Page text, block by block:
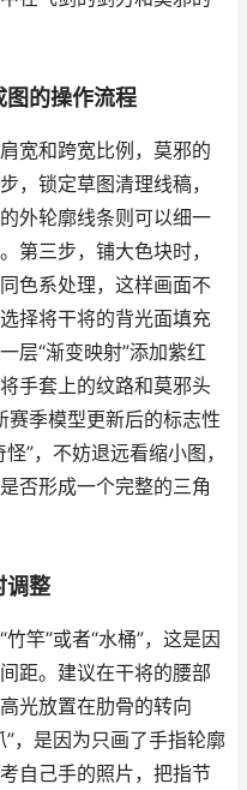
图的操作流程
宽和跨宽比例，莫邪的
，锁定草图清理线稿，
外轮廓线条则可以细一
第三步，铺大色块时，
色系处理，这样画面不
择将干将的背光面填充
层“渐变映射”添加紫红
手套上的纹路和莫邪头
季模型更新后的标志性
”，不妨退远看缩小图，
否形成一个完整的三角
调整
竿”或者“水桶”，这是因
距。建议在干将的腰部
光放置在肋骨的转向
，是因为只画了手指轮廓
自己手的照片，把指节